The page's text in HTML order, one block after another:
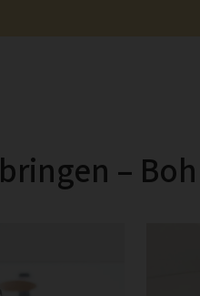
–